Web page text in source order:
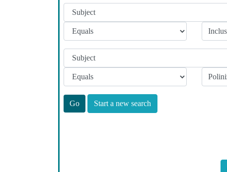
Start a new search